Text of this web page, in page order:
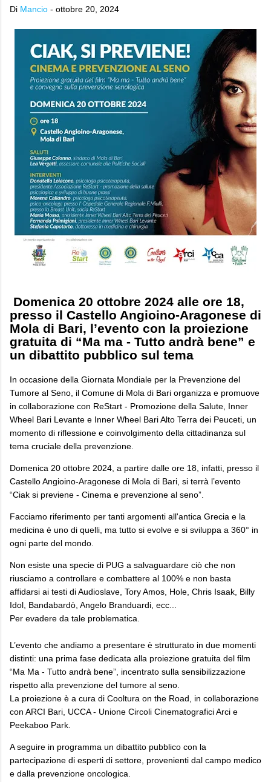
Di Mancio - ottobre 20, 2024
Domenica 20 ottobre 2024 alle ore 18,
presso il Castello Angioino-Aragonese di
Mola di Bari, l’evento con la proiezione
gratuita di “Ma ma - Tutto andrà bene” e
un dibattito pubblico sul tema
In occasione della Giornata Mondiale per la Prevenzione del
Tumore al Seno, il Comune di Mola di Bari organizza e promuove
in collaborazione con ReStart - Promozione della Salute, Inner
Wheel Bari Levante e Inner Wheel Bari Alto Terra dei Peuceti, un
momento di riflessione e coinvolgimento della cittadinanza sul
tema cruciale della prevenzione.
Domenica 20 ottobre 2024, a partire dalle ore 18, infatti, presso il
Castello Angioino-Aragonese di Mola di Bari, si terrà l’evento
“Ciak si previene - Cinema e prevenzione al seno”.
Facciamo riferimento per tanti argomenti all'antica Grecia e la
medicina è uno di quelli, ma tutto si evolve e si sviluppa a 360° in
ogni parte del mondo.
Non esiste una specie di PUG a salvaguardare ciò che non
riusciamo a controllare e combattere al 100% e non basta
affidarsi ai testi di Audioslave, Tory Amos, Hole, Chris Isaak, Billy
Idol, Bandabardò, Angelo Branduardi, ecc...
Per evadere da tale problematica.
L’evento che andiamo a presentare è strutturato in due momenti
distinti: una prima fase dedicata alla proiezione gratuita del film
“Ma Ma - Tutto andrà bene”, incentrato sulla sensibilizzazione
rispetto alla prevenzione del tumore al seno.
La proiezione è a cura di Cooltura on the Road, in collaborazione
con ARCI Bari, UCCA - Unione Circoli Cinematografici Arci e
Peekaboo Park.
A seguire in programma un dibattito pubblico con la
partecipazione di esperti di settore, provenienti dal campo medico
e dalla prevenzione oncologica.